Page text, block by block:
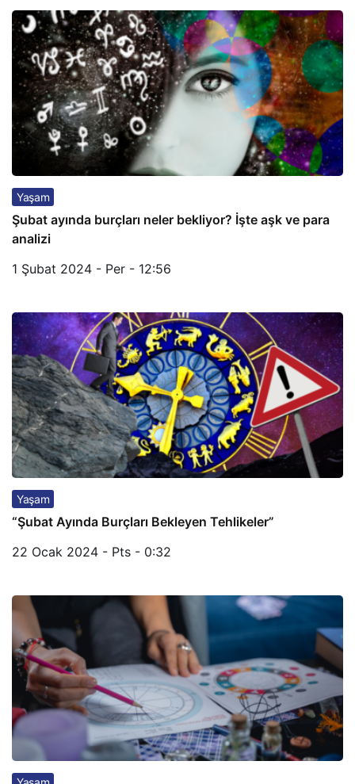
Yaşam
Şubat ayında burçları neler bekliyor? İşte aşk ve para
analizi
1 Şubat 2024 - Per - 12:56
Yaşam
“Şubat Ayında Burçları Bekleyen Tehlikeler”
22 Ocak 2024 - Pts - 0:32